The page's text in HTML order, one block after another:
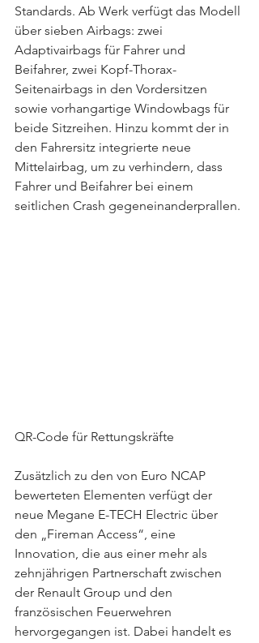
Standards. Ab Werk verfügt das Modell
über sieben Airbags: zwei
Adaptivairbags für Fahrer und
Beifahrer, zwei Kopf-Thorax-
Seitenairbags in den Vordersitzen
sowie vorhangartige Windowbags für
beide Sitzreihen. Hinzu kommt der in
den Fahrersitz integrierte neue
Mittelairbag, um zu verhindern, dass
Fahrer und Beifahrer bei einem
seitlichen Crash gegeneinanderprallen.
QR-Code für Rettungskräfte
Zusätzlich zu den von Euro NCAP
bewerteten Elementen verfügt der
neue Megane E-TECH Electric über
den „Fireman Access“, eine
Innovation, die aus einer mehr als
zehnjährigen Partnerschaft zwischen
der Renault Group und den
französischen Feuerwehren
hervorgegangen ist. Dabei handelt es